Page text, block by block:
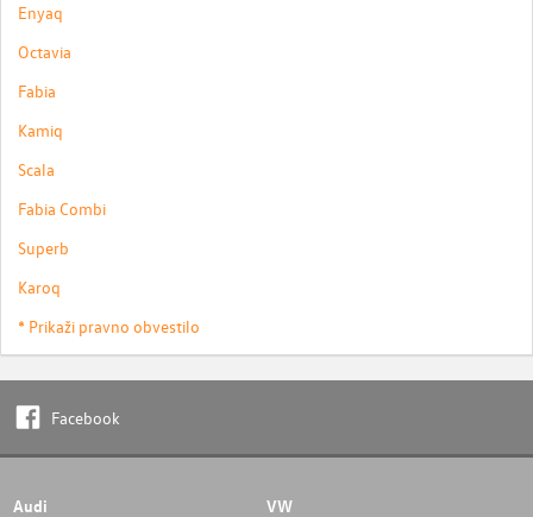
Enyaq
Octavia
Fabia
Kamiq
Scala
Fabia Combi
Superb
Karoq
* Prikaži pravno obvestilo
Facebook
Audi VW